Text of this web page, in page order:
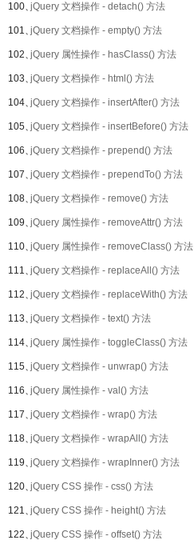
100、jQuery 文档操作 - detach() 方法
101、jQuery 文档操作 - empty() 方法
102、jQuery 属性操作 - hasClass() 方法
103、jQuery 文档操作 - html() 方法
104、jQuery 文档操作 - insertAfter() 方法
105、jQuery 文档操作 - insertBefore() 方法
106、jQuery 文档操作 - prepend() 方法
107、jQuery 文档操作 - prependTo() 方法
108、jQuery 文档操作 - remove() 方法
109、jQuery 属性操作 - removeAttr() 方法
110、jQuery 属性操作 - removeClass() 方法
111、jQuery 文档操作 - replaceAll() 方法
112、jQuery 文档操作 - replaceWith() 方法
113、jQuery 文档操作 - text() 方法
114、jQuery 属性操作 - toggleClass() 方法
115、jQuery 文档操作 - unwrap() 方法
116、jQuery 属性操作 - val() 方法
117、jQuery 文档操作 - wrap() 方法
118、jQuery 文档操作 - wrapAll() 方法
119、jQuery 文档操作 - wrapInner() 方法
120、jQuery CSS 操作 - css() 方法
121、jQuery CSS 操作 - height() 方法
122、jQuery CSS 操作 - offset() 方法